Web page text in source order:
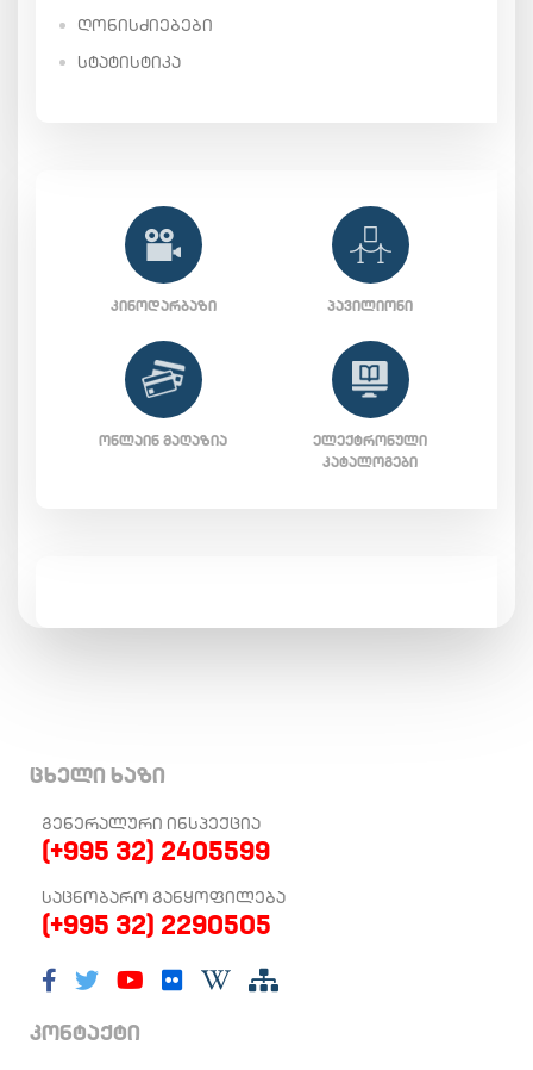
ᲦᲝᲜᲘᲡᲫᲘᲔᲑᲔᲑᲘ
ᲡᲢᲐᲢᲘᲡᲢᲘᲙᲐ
ᲙᲘᲜᲝᲓᲐᲠᲑᲐᲖᲘ ᲞᲐᲕᲘᲚᲘᲝᲜᲘ
ᲝᲜᲚᲐᲘᲜ ᲛᲐᲦᲐᲖᲘᲐ
ᲔᲚᲔᲥᲢᲠᲝᲜᲣᲚᲘ
ᲙᲐᲢᲐᲚᲝᲒᲔᲑᲘ
ცხელი ხაზი
ᲒᲔᲜᲔᲠᲐᲚᲣᲠᲘ ᲘᲜᲡᲞᲔᲥᲪᲘᲐ
(+995 32) 2405599
ᲡᲐᲪᲜᲝᲑᲐᲠᲝ ᲒᲐᲜᲧᲝᲤᲘᲚᲔᲑᲐ
(+995 32) 2290505
კონტაქტი